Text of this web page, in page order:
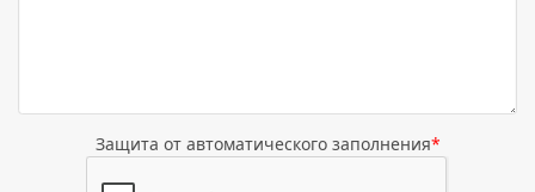
Защита от автоматического заполнения*